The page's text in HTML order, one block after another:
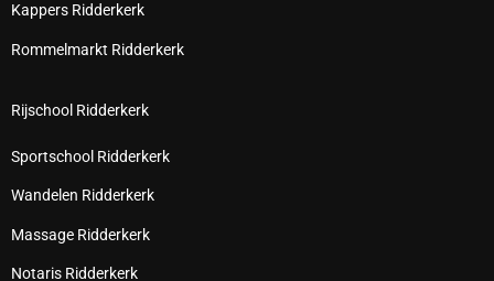
Kappers Ridderkerk
Rommelmarkt Ridderkerk
Rijschool Ridderkerk
Sportschool Ridderkerk
Wandelen Ridderkerk
Massage Ridderkerk
Notaris Ridderkerk